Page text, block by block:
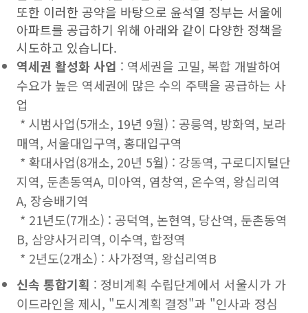
또한 이러한 공약을 바탕으로 윤석열 정부는 서울에
아파트를 공급하기 위해 아래와 같이 다양한 정책을
시도하고 있습니다.
역세권 활성화 사업 : 역세권을 고밀, 복합 개발하여
수요가 높은 역세권에 많은 수의 주택을 공급하는 사
업
* 시범사업(5개소, 19년 9월) : 공릉역, 방화역, 보라
매역, 서울대입구역, 홍대입구역
* 확대사업(8개소, 20년 5월) : 강동역, 구로디지털단
지역, 둔촌동역A, 미아역, 염창역, 온수역, 왕십리역
A, 장승배기역
* 21년도(7개소) : 공덕역, 논현역, 당산역, 둔촌동역
B, 삼양사거리역, 이수역, 합정역
* 2년도(2개소) : 사가정역, 왕십리역B
신속 통합기획 : 정비계획 수립단계에서 서울시가 가
이드라인을 제시, "도시계획 결정"과 "인사과 정심